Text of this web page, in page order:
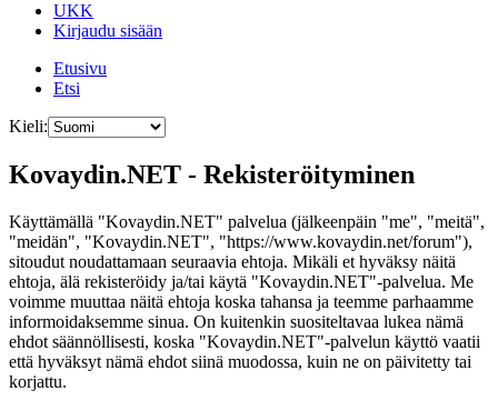
UKK
Kirjaudu sisään
Etusivu
Etsi
Kieli:
Kovaydin.NET - Rekisteröityminen
Käyttämällä "Kovaydin.NET" palvelua (jälkeenpäin "me", "meitä",
"meidän", "Kovaydin.NET", "https://www.kovaydin.net/forum"),
sitoudut noudattamaan seuraavia ehtoja. Mikäli et hyväksy näitä
ehtoja, älä rekisteröidy ja/tai käytä "Kovaydin.NET"-palvelua. Me
voimme muuttaa näitä ehtoja koska tahansa ja teemme parhaamme
informoidaksemme sinua. On kuitenkin suositeltavaa lukea nämä
ehdot säännöllisesti, koska "Kovaydin.NET"-palvelun käyttö vaatii
että hyväksyt nämä ehdot siinä muodossa, kuin ne on päivitetty tai
korjattu.